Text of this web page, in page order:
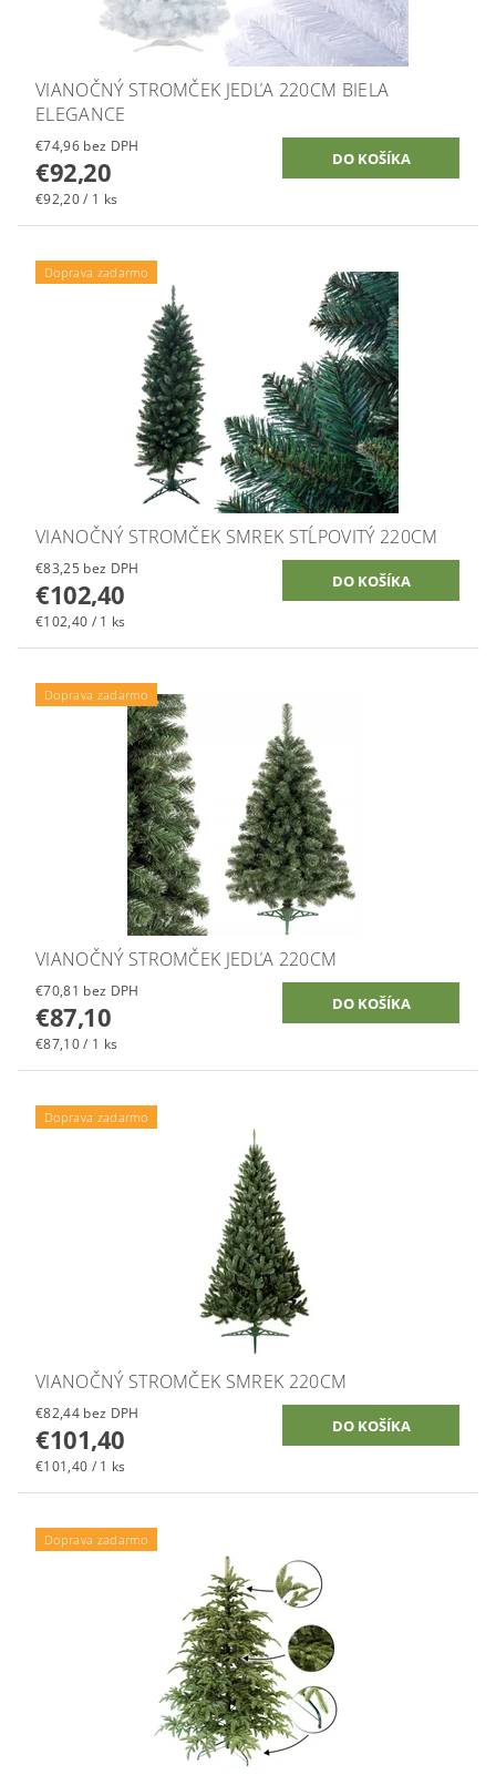
VIANOČNÝ STROMČEK JEDĽA 220CM BIELA
ELEGANCE
€74,96 bez DPH
€92,20
€92,20 / 1 ks
Doprava zadarmo
VIANOČNÝ STROMČEK SMREK STĹPOVITÝ 220CM
€83,25 bez DPH
€102,40
€102,40 / 1 ks
Doprava zadarmo
VIANOČNÝ STROMČEK JEDĽA 220CM
€70,81 bez DPH
€87,10
€87,10 / 1 ks
Doprava zadarmo
VIANOČNÝ STROMČEK SMREK 220CM
€82,44 bez DPH
€101,40
€101,40 / 1 ks
Doprava zadarmo